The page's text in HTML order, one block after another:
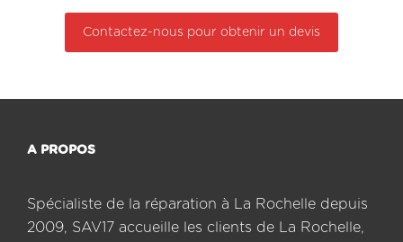
Contactez-nous pour obtenir un devis
A PROPOS
Spécialiste de la réparation à La Rochelle depuis
2009, SAV17 accueille les clients de La Rochelle,